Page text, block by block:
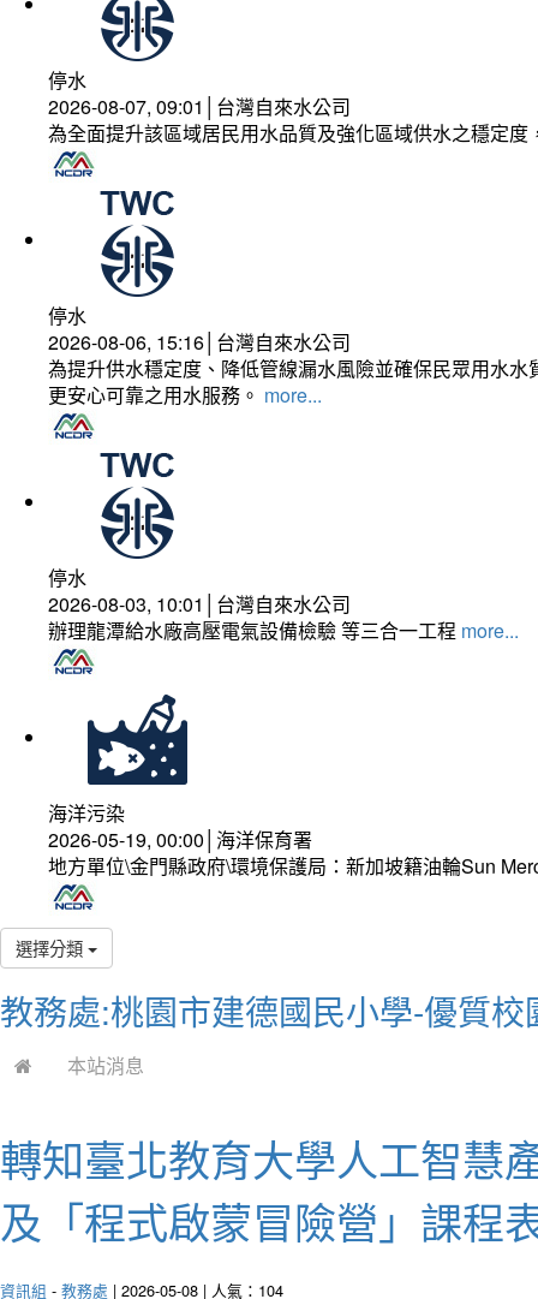
停水
2026-08-07, 09:01│台灣自來水公司
為全面提升該區域居民用水品質及強化區域供水之穩定
停水
2026-08-06, 15:16│台灣自來水公司
為提升供水穩定度、降低管線漏水風險並確保民眾用水
更安心可靠之用水服務。 more...
停水
2026-08-03, 10:01│台灣自來水公司
辦理龍潭給水廠高壓電氣設備檢驗 等三合一工程 more...
海洋污染
2026-05-19, 00:00│海洋保育署
地方單位\金門縣政府\環境保護局：新加坡籍油輪Sun
選擇分類
教務處:桃園市建德國民小學-優質校
本站消息
轉知臺北教育大學人工智慧
及「程式啟蒙冒險營」課程
資訊組 - 教務處 | 2026-05-08 | 人氣：104